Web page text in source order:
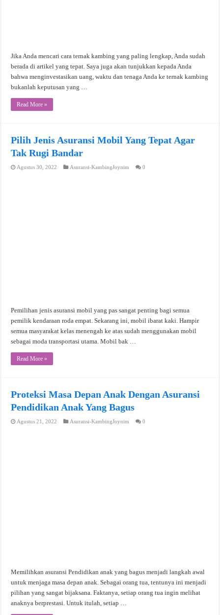
Jika Anda mencari cara ternak kambing yang paling lengkap, Anda sudah
berada di artikel yang tepat. Saya juga akan tunjukkan kepada Anda
bahwa menginvestasikan uang, waktu dan tenaga Anda ke ternak kambing
bukanlah keputusan yang …
Read More »
Pilih Jenis Asuransi Mobil Yang Tepat Agar
Tak Rugi Bandar
Agustus 30, 2022 Asuransi-KambingJoynim 0
Pemilihan jenis asuransi mobil yang pas sangat penting bagi semua
pemilik kendaraan roda empat. Sekarang ini, mobil ibarat kaki. Hampir
semua masyarakat kelas menengah ke atas sudah menggunakan mobil
sebagai moda transportasi utama. Mobil bak …
Read More »
Proteksi Masa Depan Anak Dengan Asuransi
Pendidikan Anak Yang Bagus
Agustus 21, 2022 Asuransi-KambingJoynim 0
Memilihkan asuransi Pendidikan anak yang bagus menjadi langkah awal
untuk menjaga masa depan anak. Sebagai orang tua, tentunya ini menjadi
pilihan yang sangat bijaksana. Faktanya, setiap orang tua ingin melihat
anaknya berprestasi. Untuk itulah, setiap …